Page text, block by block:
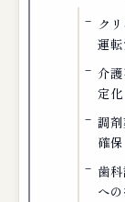
ク
運
介
定化
調
確保
歯
へ